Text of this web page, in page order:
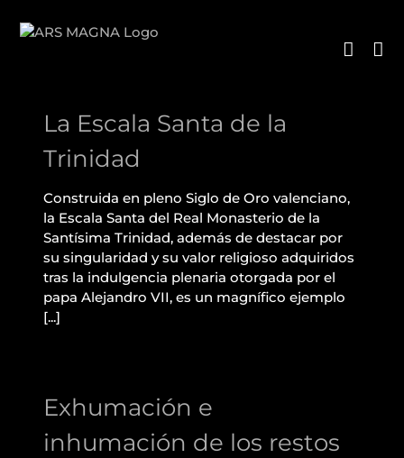
La Escala Santa de la
Trinidad
Construida en pleno Siglo de Oro valenciano,
la Escala Santa del Real Monasterio de la
Santísima Trinidad, además de destacar por
su singularidad y su valor religioso adquiridos
tras la indulgencia plenaria otorgada por el
papa Alejandro VII, es un magnífico ejemplo
[...]
Exhumación e
Castilla
Exhumación e
inhumación de los restos